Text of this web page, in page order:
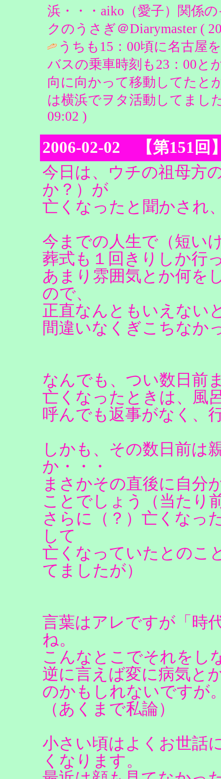
浜・・・aiko（愛子）関係
クのうさぎ＠Diarymaster (
うちも15：00頃に名古
バスの乗車時刻も23：00
向に向かって移動してた
は横浜でヲタ活動してまし
09:02 )
2006-02-02 【第151回
今日は、ウチの祖母方
か？）が
亡くなったと聞かされ
今までの人生で（短い
葬式も１回きりしか行
あまり雰囲気とか何を
ので、
正直なんともいえない
間違いなくぎこちなか
なんでも、つい数日前
亡くなったときは、風
呼んでも返事がなく、
しかも、その数日前は
か・・・
まさかその直後に自分
ことでしょう（当たり
さらに（？）亡くなっ
して
亡くなっていたとのこ
てましたが）
言葉はアレですが「時
ね。
こんなとこでそれをし
逆に言えば変に病気と
のかもしれないですが
（あくまで私論）
小さい頃はよくお世話
くなります。